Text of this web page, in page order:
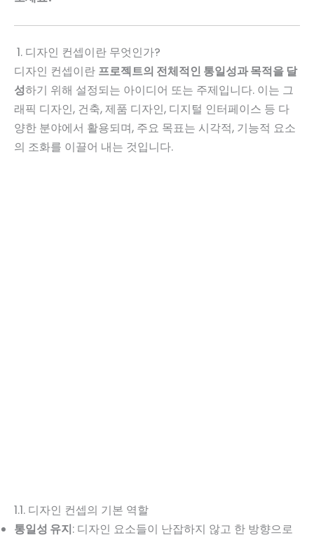
1. 디자인 컨셉이란 무엇인가?
디자인 컨셉이란 프로젝트의 전체적인 통일성과 목적을 달
성하기 위해 설정되는 아이디어 또는 주제입니다. 이는 그
래픽 디자인, 건축, 제품 디자인, 디지털 인터페이스 등 다
양한 분야에서 활용되며, 주요 목표는 시각적, 기능적 요소
의 조화를 이끌어 내는 것입니다.
1.1. 디자인 컨셉의 기본 역할
통일성 유지: 디자인 요소들이 난잡하지 않고 한 방향으로